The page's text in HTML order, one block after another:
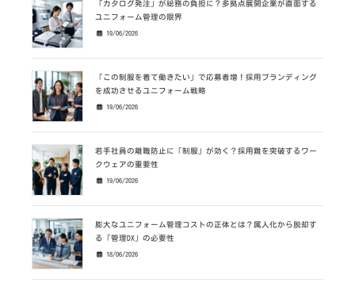
「カタログ発注」が総務の負担に？多拠点展開企業が直面する
ユニフォーム管理の限界
19/06/2026
「この制服を着て働きたい」で応募者増！採用ブランディング
を成功させるユニフォーム戦略
19/06/2026
若手社員の離職防止に「制服」が効く？採用難を突破するワー
クウェアの重要性
19/06/2026
膨大なユニフォーム管理コストの正体とは？属人化から脱却す
る「管理DX」の必要性
18/06/2026